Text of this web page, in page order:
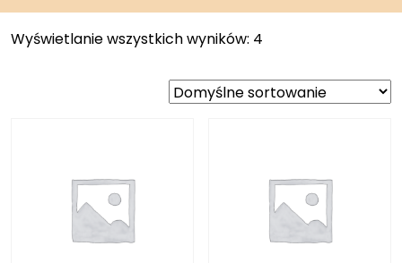
Wyświetlanie wszystkich wyników: 4